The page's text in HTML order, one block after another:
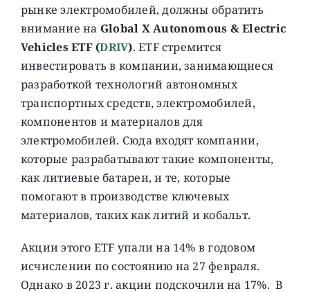
рынке электромобилей, должны обратить
внимание на Global X Autonomous & Electric
Vehicles ETF (DRIV). ETF стремится
инвестировать в компании, занимающиеся
разработкой технологий автономных
транспортных средств, электромобилей,
компонентов и материалов для
электромобилей. Сюда входят компании,
которые разрабатывают такие компоненты,
как литиевые батареи, и те, которые
помогают в производстве ключевых
материалов, таких как литий и кобальт.
Акции этого ETF упали на 14% в годовом
исчислении по состоянию на 27 февраля.
Однако в 2023 г. акции подскочили на 17%. В